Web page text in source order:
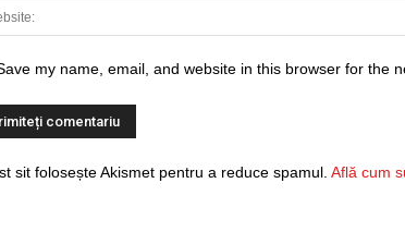
my name, email, and website in this browser for the
sit folosește Akismet pentru a reduce spamul. Află cum